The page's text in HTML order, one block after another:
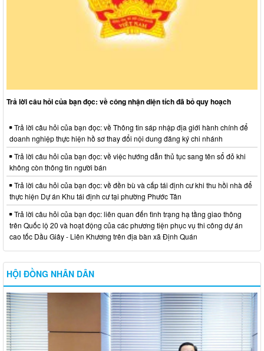
Trả lời câu hỏi của bạn đọc: về công nhận diện tích đã bỏ quy hoạch
Trả lời câu hỏi của bạn đọc: về Thông tin sáp nhập địa giới hành chính để
doanh nghiệp thực hiện hồ sơ thay đổi nội dung đăng ký chi nhánh
Trả lời câu hỏi của bạn đọc: về việc hướng dẫn thủ tục sang tên sổ đỏ khi
không còn thông tin người bán
Trả lời câu hỏi của bạn đọc: về đền bù và cấp tái định cư khi thu hồi nhà để
thực hiện Dự án Khu tái định cư tại phường Phước Tân
Trả lời câu hỏi của bạn đọc: liên quan đến tình trạng hạ tầng giao thông
trên Quốc lộ 20 và hoạt động của các phương tiện phục vụ thi công dự án
cao tốc Dầu Giây - Liên Khương trên địa bàn xã Định Quán
HỘI ĐỒNG NHÂN DÂN